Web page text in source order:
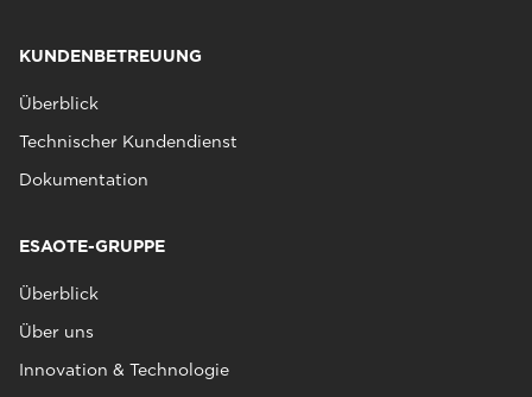
KUNDENBETREUUNG
Überblick
Technischer Kundendienst
Dokumentation
ESAOTE-GRUPPE
Überblick
Über uns
Innovation & Technologie